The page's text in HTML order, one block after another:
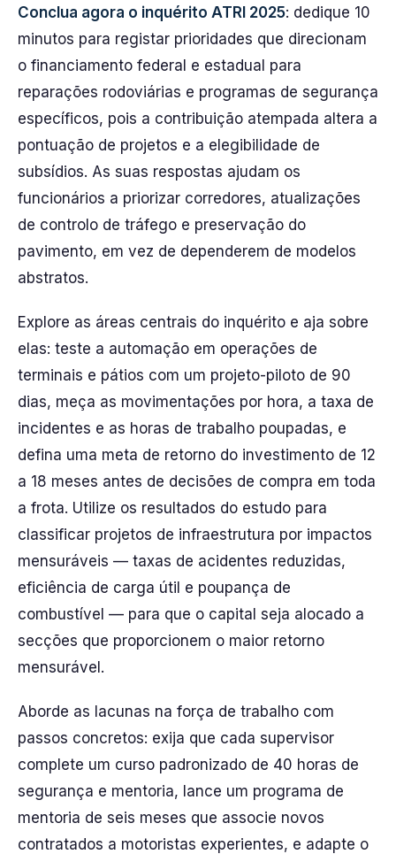
Conclua agora o inquérito ATRI 2025: dedique 10
minutos para registar prioridades que direcionam
o financiamento federal e estadual para
reparações rodoviárias e programas de segurança
específicos, pois a contribuição atempada altera a
pontuação de projetos e a elegibilidade de
subsídios. As suas respostas ajudam os
funcionários a priorizar corredores, atualizações
de controlo de tráfego e preservação do
pavimento, em vez de dependerem de modelos
abstratos.
Explore as áreas centrais do inquérito e aja sobre
elas: teste a automação em operações de
terminais e pátios com um projeto-piloto de 90
dias, meça as movimentações por hora, a taxa de
incidentes e as horas de trabalho poupadas, e
defina uma meta de retorno do investimento de 12
a 18 meses antes de decisões de compra em toda
a frota. Utilize os resultados do estudo para
classificar projetos de infraestrutura por impactos
mensuráveis — taxas de acidentes reduzidas,
eficiência de carga útil e poupança de
combustível — para que o capital seja alocado a
secções que proporcionem o maior retorno
mensurável.
Aborde as lacunas na força de trabalho com
passos concretos: exija que cada supervisor
complete um curso padronizado de 40 horas de
segurança e mentoria, lance um programa de
mentoria de seis meses que associe novos
contratados a motoristas experientes, e adapte o